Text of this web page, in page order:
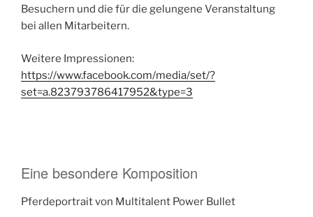
Besuchern und die für die gelungene Veranstaltung
bei allen Mitarbeitern.
Weitere Impressionen:
https://www.facebook.com/media/set/?
set=a.823793786417952&type=3
Eine besondere Komposition
Pferdeportrait von Multitalent Power Bullet